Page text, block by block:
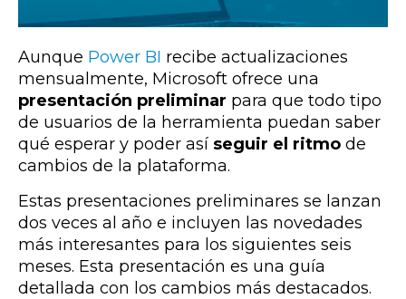
Aunque Power BI recibe actualizaciones
mensualmente, Microsoft ofrece una
presentación preliminar para que todo tipo
de usuarios de la herramienta puedan saber
qué esperar y poder así seguir el ritmo de
cambios de la plataforma.
Estas presentaciones preliminares se lanzan
dos veces al año e incluyen las novedades
más interesantes para los siguientes seis
meses. Esta presentación es una guía
detallada con los cambios más destacados.